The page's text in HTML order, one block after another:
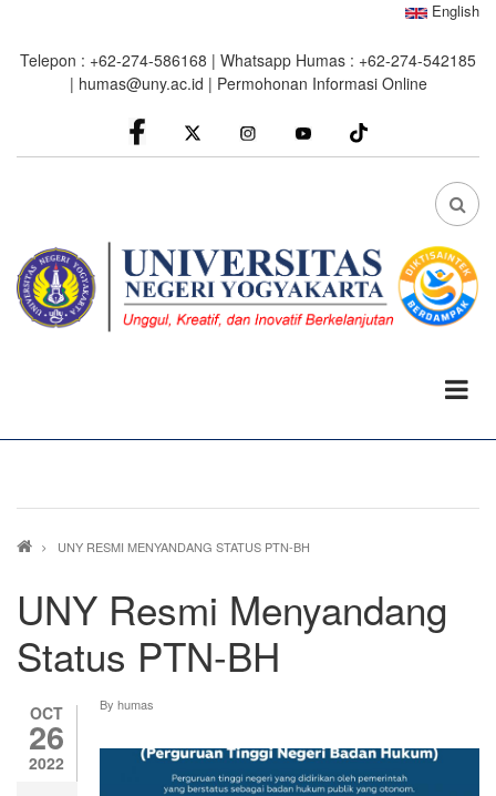
main
English
Telepon : +62-274-586168 | Whatsapp Humas : +62-274-542185
| humas@uny.ac.id | Permohonan Informasi Online
facebook
Instagram youtube
FA
Breadcrumb
UNY RESMI MENYANDANG STATUS PTN-BH
UNY Resmi Menyandang
Status PTN-BH
OCT
26
2022
0%
read
By humas